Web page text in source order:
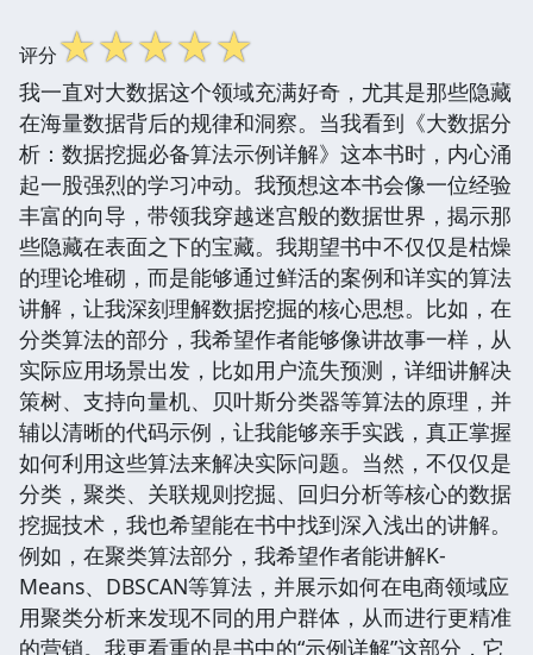
评分☆☆☆☆☆
我一直对大数据这个领域充满好奇，尤其是那些隐藏
在海量数据背后的规律和洞察。当我看到《大数据分
析：数据挖掘必备算法示例详解》这本书时，内心涌
起一股强烈的学习冲动。我预想这本书会像一位经验
丰富的向导，带领我穿越迷宫般的数据世界，揭示那
些隐藏在表面之下的宝藏。我期望书中不仅仅是枯燥
的理论堆砌，而是能够通过鲜活的案例和详实的算法
讲解，让我深刻理解数据挖掘的核心思想。比如，在
分类算法的部分，我希望作者能够像讲故事一样，从
实际应用场景出发，比如用户流失预测，详细讲解决
策树、支持向量机、贝叶斯分类器等算法的原理，并
辅以清晰的代码示例，让我能够亲手实践，真正掌握
如何利用这些算法来解决实际问题。当然，不仅仅是
分类，聚类、关联规则挖掘、回归分析等核心的数据
挖掘技术，我也希望能在书中找到深入浅出的讲解。
例如，在聚类算法部分，我希望作者能讲解K-
Means、DBSCAN等算法，并展示如何在电商领域应
用聚类分析来发现不同的用户群体，从而进行更精准
的营销。我更看重的是书中的“示例详解”这部分，它